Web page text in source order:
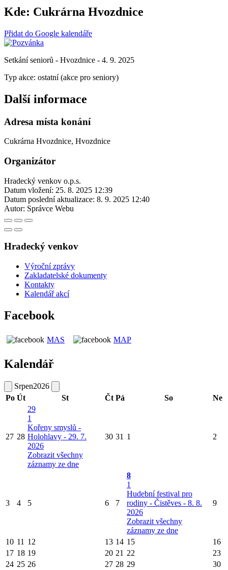
Kde: Cukrárna Hvozdnice
Přidat do Google kalendáře
Setkání seniorů - Hvozdnice - 4. 9. 2025
Typ akce: ostatní (akce pro seniory)
Další informace
Adresa místa konání
Cukrárna Hvozdnice, Hvozdnice
Organizátor
Hradecký venkov o.p.s.
Datum vložení: 25. 8. 2025 12:39
Datum poslední aktualizace: 8. 9. 2025 12:40
Autor: Správce Webu
Hradecký venkov
Výroční zprávy
Zakladatelské dokumenty
Kontakty
Kalendář akcí
Facebook
MAS MAP
Kalendář
Srpen2026
Po Út St Čt Pá So Ne
27 28
29
1
Kořeny smyslů -
Holohlavy - 29. 7.
2026
Zobrazit všechny
záznamy ze dne
30 31 1 2
3 4 5 6 7
8
1
Hudební festival pro
rodiny - Čistěves - 8. 8.
2026
Zobrazit všechny
záznamy ze dne
9
10 11 12 13 14 15
16
17 18 19 20 21 22
23
24 25 26 27 28 29
30